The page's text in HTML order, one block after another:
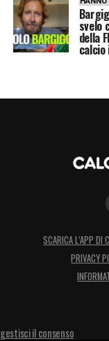
svelo
della
calcio
SCARICA L’APP DI
PRIVACY
gestisci il consenso